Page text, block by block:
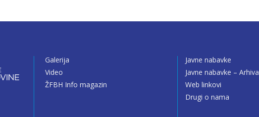
Galerija
Video
ŽFBH Info magazin
Javne nabavke
Javne nabavke – Arhiva
Web linkovi
Drugi o nama